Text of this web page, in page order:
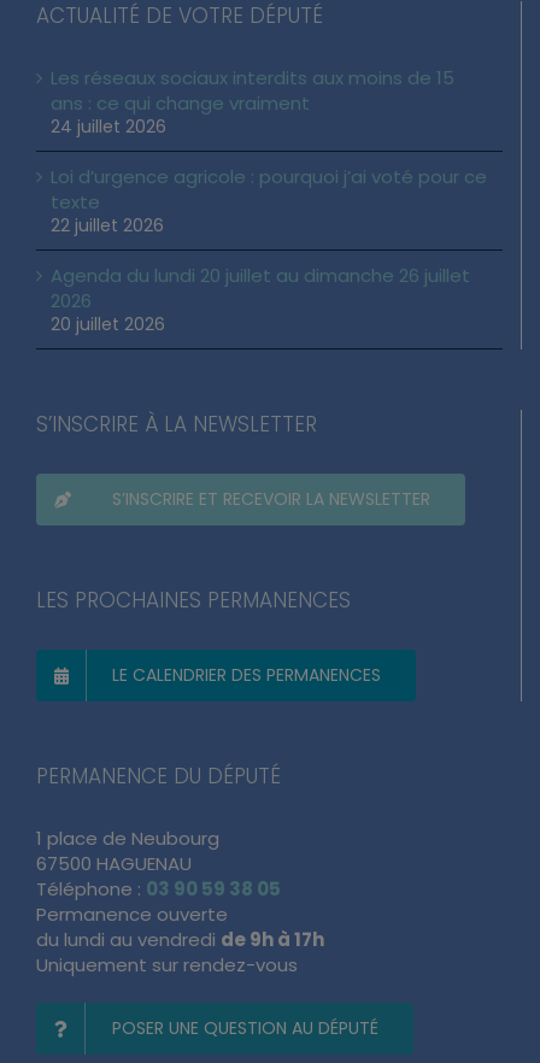
ACTUALITÉ DE VOTRE DÉPUTÉ
Les réseaux sociaux interdits aux moins de 15
ans : ce qui change vraiment
24 juillet 2026
Loi d’urgence agricole : pourquoi j’ai voté pour ce
texte
22 juillet 2026
Agenda du lundi 20 juillet au dimanche 26 juillet
2026
20 juillet 2026
S’INSCRIRE À LA NEWSLETTER
S’INSCRIRE ET RECEVOIR LA NEWSLETTER
LES PROCHAINES PERMANENCES
LE CALENDRIER DES PERMANENCES
PERMANENCE DU DÉPUTÉ
1 place de Neubourg
67500 HAGUENAU
Téléphone : 03 90 59 38 05
Permanence ouverte
du lundi au vendredi de 9h à 17h
Uniquement sur rendez-vous
POSER UNE QUESTION AU DÉPUTÉ